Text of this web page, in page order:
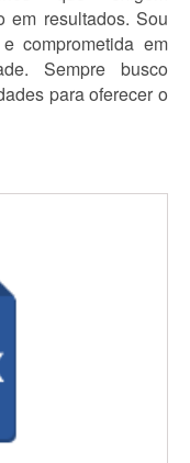
em resultados. Sou
comprometida em
Sempre busco
para oferecer o